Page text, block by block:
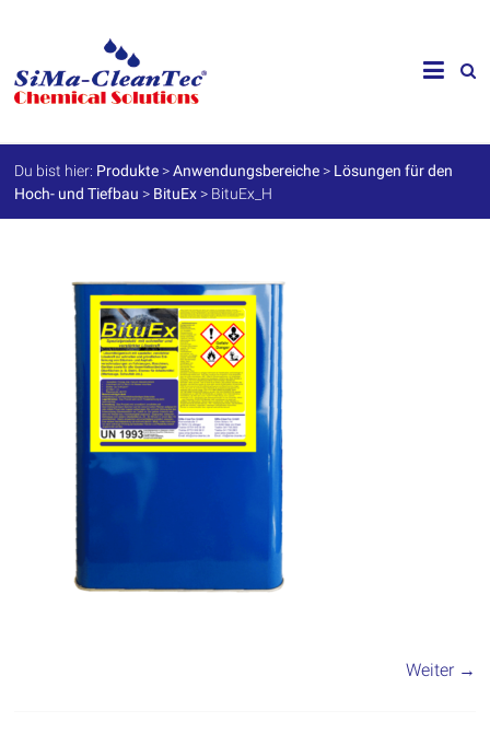
SiMa-
Cleantec
GmbH
Spezialprodukte
für
Werterhalt
Du bist hier: Produkte >Anwendungsbereiche > Lösungen für den
Hoch- und Tiefbau > BituEx > BituEx_H
Weiter →